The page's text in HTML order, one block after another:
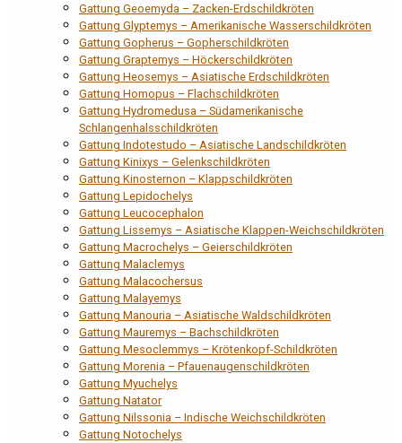
Gattung Geoemyda – Zacken-Erdschildkröten
Gattung Glyptemys – Amerikanische Wasserschildkröten
Gattung Gopherus – Gopherschildkröten
Gattung Graptemys – Höckerschildkröten
Gattung Heosemys – Asiatische Erdschildkröten
Gattung Homopus – Flachschildkröten
Gattung Hydromedusa – Südamerikanische
Schlangenhalsschildkröten
Gattung Indotestudo – Asiatische Landschildkröten
Gattung Kinixys – Gelenkschildkröten
Gattung Kinosternon – Klappschildkröten
Gattung Lepidochelys
Gattung Leucocephalon
Gattung Lissemys – Asiatische Klappen-Weichschildkröten
Gattung Macrochelys – Geierschildkröten
Gattung Malaclemys
Gattung Malacochersus
Gattung Malayemys
Gattung Manouria – Asiatische Waldschildkröten
Gattung Mauremys – Bachschildkröten
Gattung Mesoclemmys – Krötenkopf-Schildkröten
Gattung Morenia – Pfauenaugenschildkröten
Gattung Myuchelys
Gattung Natator
Gattung Nilssonia – Indische Weichschildkröten
Gattung Notochelys